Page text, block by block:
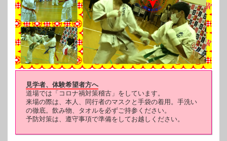
見学者、体験希望者方へ
道場では「コロナ禍対策稽古」をしています。
来場の際は、本人、同行者のマスクと手袋の着用。手洗い
の徹底。飲み物、タオルを必ずご持参ください。
予防対策は、遵守事項で準備をしてお越しください。